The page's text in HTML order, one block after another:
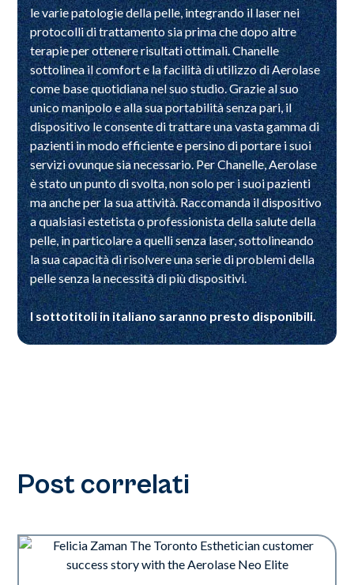
le varie patologie della pelle, integrando il laser nei
protocolli di trattamento sia prima che dopo altre
terapie per ottenere risultati ottimali. Chanelle
sottolinea il comfort e la facilità di utilizzo di Aerolase
come base quotidiana nel suo studio. Grazie al suo
unico manipolo e alla sua portabilità senza pari, il
dispositivo le consente di trattare una vasta gamma di
pazienti in modo efficiente e persino di portare i suoi
servizi ovunque sia necessario. Per Chanelle, Aerolase
è stato un punto di svolta, non solo per i suoi pazienti
ma anche per la sua attività. Raccomanda il dispositivo
a qualsiasi estetista o professionista della salute della
pelle, in particolare a quelli senza laser, sottolineando
la sua capacità di risolvere una serie di problemi della
pelle senza la necessità di più dispositivi.
I sottotitoli in italiano saranno presto disponibili.
Post correlati